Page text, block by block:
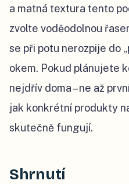
a matná textura tento
zvolte voděodolnou
se při potu nerozpije do
okem. Pokud plánujete
nejdřív doma – ne až
jak konkrétní produkty
skutečně fungují.
Shrnutí